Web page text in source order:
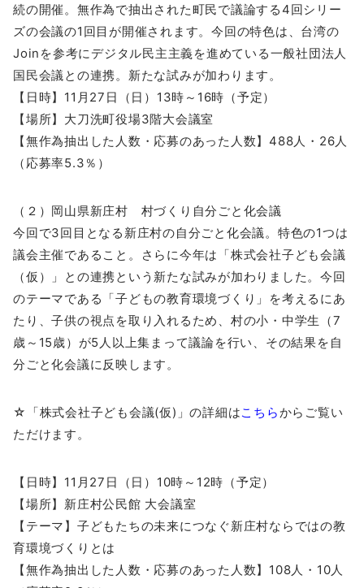
続の開催。無作為で抽出された町民で議論する4回シリー
ズの会議の1回目が開催されます。今回の特色は、台湾の
Joinを参考にデジタル民主主義を進めている一般社団法人
国民会議との連携。新たな試みが加わります。
【日時】11月27日（日）13時～16時（予定）
【場所】大刀洗町役場3階大会議室
【無作為抽出した人数・応募のあった人数】488人・26人
（応募率5.3％）
（２）岡山県新庄村 村づくり自分ごと化会議
今回で3回目となる新庄村の自分ごと化会議。特色の1つは
議会主催であること。さらに今年は「株式会社子ども会議
（仮）」との連携という新たな試みが加わりました。今回
のテーマである「子どもの教育環境づくり」を考えるにあ
たり、子供の視点を取り入れるため、村の小・中学生（7
歳～15歳）が5人以上集まって議論を行い、その結果を自
分ごと化会議に反映します。
☆「株式会社子ども会議(仮)」の詳細はこちらからご覧い
ただけます。
【日時】11月27日（日）10時～12時（予定）
【場所】新庄村公民館 大会議室
【テーマ】子どもたちの未来につなぐ新庄村ならではの教
育環境づくりとは
【無作為抽出した人数・応募のあった人数】108人・10人